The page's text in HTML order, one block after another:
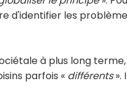
d'identifier les
à plus long
parfois « différents».